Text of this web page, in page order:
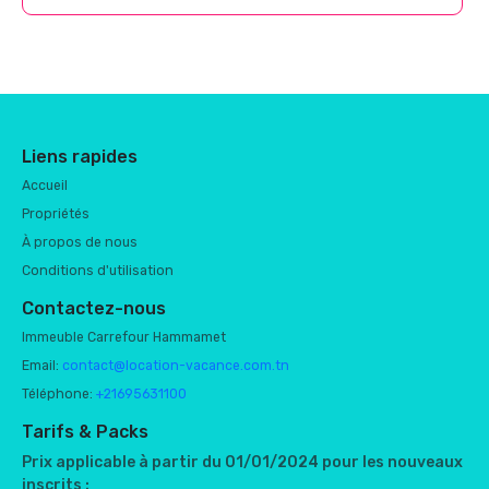
Liens rapides
Accueil
Propriétés
À propos de nous
Conditions d'utilisation
Contactez-nous
Immeuble Carrefour Hammamet
Email: contact@location-vacance.com.tn
Téléphone: +21695631100
Tarifs & Packs
Prix applicable à partir du 01/01/2024 pour les nouveaux
inscrits :